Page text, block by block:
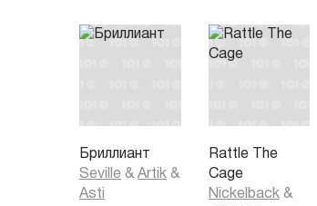
Бриллиант
Seville & Artik &
Asti
Rattle The
Cage
Nickelback &